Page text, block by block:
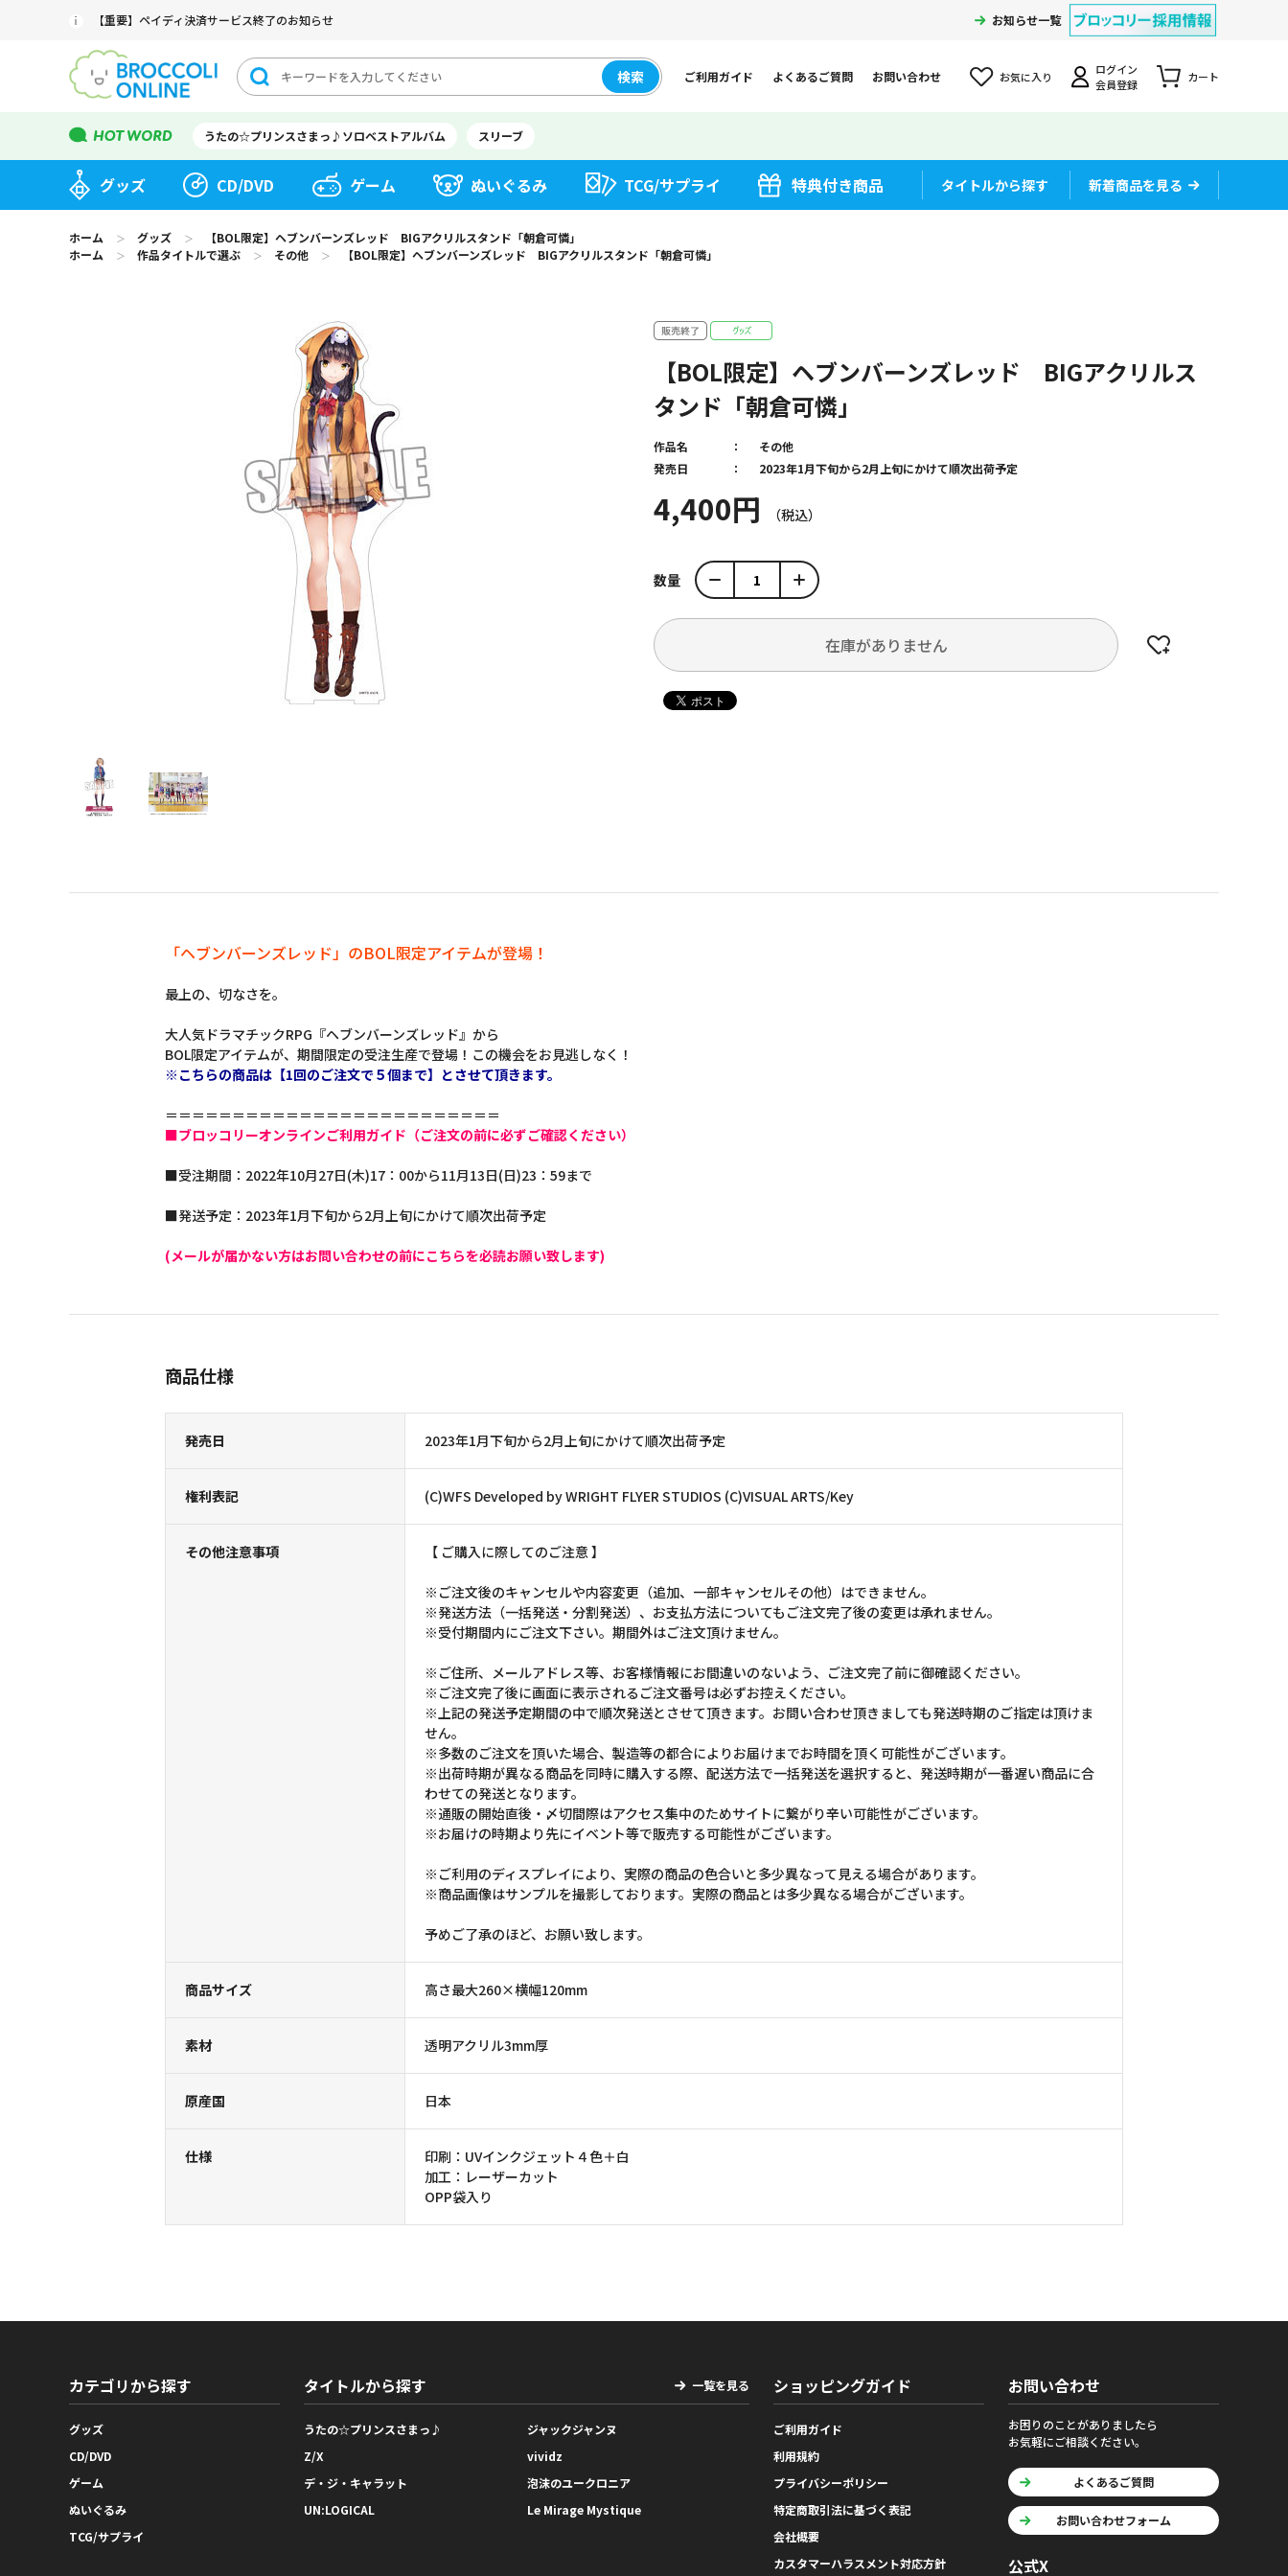
【重要】ペイディ決済サービス終了のお知らせ お知らせ一覧
検索 ご利用ガイド よくあるご質問 お問い合わせ お気に入り
ログイン
会員登録
カート
うたの☆プリンスさまっ♪ソロベストアルバム スリーブ
グッズ CD/DVD ゲーム ぬいぐるみ TCG/サプライ 特典付き商品 タイトルから探す 新着商品を見る
ホーム ＞ グッズ ＞
【BOL限定】ヘブンバーンズレッド BIGアクリルスタンド「朝倉可憐」
ホーム
＞ 作品タイトルで選ぶ ＞ その他 ＞ 【BOL限定】ヘブンバーンズレッド BIGアクリルスタンド「朝倉可憐」
【BOL限定】ヘブンバーンズレッド BIGアクリルス
タンド「朝倉可憐」
4,400円
作品名
その他
発売日
2023年1月下旬から2月上旬にかけて順次出荷予定
数量
在庫がありません
「ヘブンバーンズレッド」のBOL限定アイテムが登場！
最上の、切なさを。
大人気ドラマチックRPG『ヘブンバーンズレッド』から
BOL限定アイテムが、期間限定の受注生産で登場！この機会をお見逃しなく！
※こちらの商品は【1回のご注文で５個まで】とさせて頂きます。
＝＝＝＝＝＝＝＝＝＝＝＝＝＝＝＝＝＝＝＝＝＝＝＝＝
■ブロッコリーオンラインご利用ガイド（ご注文の前に必ずご確認ください）
■受注期間：2022年10月27日(木)17：00から11月13日(日)23：59まで
■発送予定：2023年1月下旬から2月上旬にかけて順次出荷予定
(メールが届かない方はお問い合わせの前にこちらを必読お願い致します)
商品仕様
発売日 2023年1月下旬から2月上旬にかけて順次出荷予定
権利表記 (C)WFS Developed by WRIGHT FLYER STUDIOS (C)VISUAL ARTS/Key
その他注意事項 【 ご購入に際してのご注意 】
※ご注文後のキャンセルや内容変更（追加、一部キャンセルその他）はできません。
※発送方法（一括発送・分割発送）、お支払方法についてもご注文完了後の変更は承れません。
※受付期間内にご注文下さい。期間外はご注文頂けません。
※ご住所、メールアドレス等、お客様情報にお間違いのないよう、ご注文完了前に御確認ください。
※ご注文完了後に画面に表示されるご注文番号は必ずお控えください。
※上記の発送予定期間の中で順次発送とさせて頂きます。お問い合わせ頂きましても発送時期のご指定は頂けま
せん。
※多数のご注文を頂いた場合、製造等の都合によりお届けまでお時間を頂く可能性がございます。
※出荷時期が異なる商品を同時に購入する際、配送方法で一括発送を選択すると、発送時期が一番遅い商品に合
わせての発送となります。
※通販の開始直後・〆切間際はアクセス集中のためサイトに繋がり辛い可能性がございます。
※お届けの時期より先にイベント等で販売する可能性がございます。
※ご利用のディスプレイにより、実際の商品の色合いと多少異なって見える場合があります。
※商品画像はサンプルを撮影しております。実際の商品とは多少異なる場合がございます。
予めご了承のほど、お願い致します。
商品サイズ 高さ最大260×横幅120mm
素材 透明アクリル3mm厚
原産国 日本
仕様
印刷：UVインクジェット４色＋白
加工：レーザーカット
OPP袋入り
カテゴリから探す
グッズ
CD/DVD
ゲーム
ぬいぐるみ
TCG/サプライ
タイトルから探す 一覧を見る
うたの☆プリンスさまっ♪
ジャックジャンヌ
Z/X
vividz
デ・ジ・キャラット
泡沫のユークロニア
UN:LOGICAL
Le Mirage Mystique
ショッピングガイド
ご利用ガイド
利用規約
プライバシーポリシー
特定商取引法に基づく表記
会社概要
カスタマーハラスメント対応方針
お問い合わせ
お困りのことがありましたら
お気軽にご相談ください。
よくあるご質問
お問い合わせフォーム
公式X